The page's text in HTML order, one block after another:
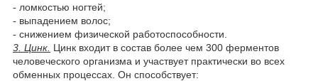
- ломкостью ногтей;
- выпадением волос;
- снижением физической работоспособности.
3. Цинк. Цинк входит в состав более чем 300 ферментов
человеческого организма и участвует практически во всех
обменных процессах. Он способствует: